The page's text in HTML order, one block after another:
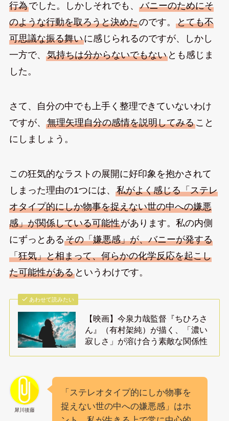
行為でした。しかしそれでも、 バニーのためにそ
のような行動を取ろうと決めたのです。 とても不
可思議な振る舞いに感じられるのですが、しかし
一方で、 気持ちは分からないでもないとも感じま
した。
さて、自分の中でも上手く整理できていないわけ
ですが、 無理矢理自分の感情を説明してみること
にしましょう。
この狂気的なラストの展開に好印象を抱かされて
しまった理由の1つには、 私がよく感じる「ステレ
オタイプ的にしか物事を捉えない世の中への嫌悪
感」が関係している可能性があります。私の内側
にずっとあるその「嫌悪感」が、バニーが発する
「狂気」と相まって、何らかの化学反応を起こし
た可能性があるというわけです。
あわせて読みたい
【映画】今泉力哉監督『ちひろさ
ん』（有村架純）が描く、「濃い
寂しさ」が溶け合う素敵な関係性
犀川後藤
「ステレオタイプ的にしか物事を
捉えない世の中への嫌悪感」はホ